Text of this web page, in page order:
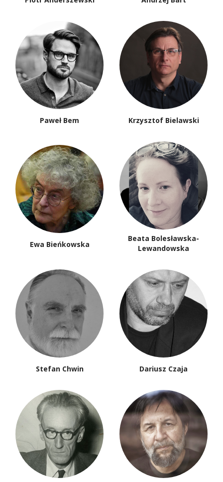
Paweł Bem Krzysztof Bielawski
Ewa Bieńkowska
Beata Bolesławska-
Lewandowska
Stefan Chwin Dariusz Czaja